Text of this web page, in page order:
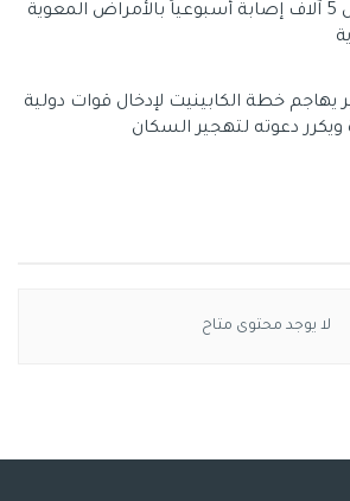
تسجيل 5 آلاف إصابة أسبوعياً بالأمراض المعوية
يهاجم خطة الكابينيت لإدخال قوات دولية
ويكرر دعوته لتهجير السكان
لا يوجد محتوى متاح